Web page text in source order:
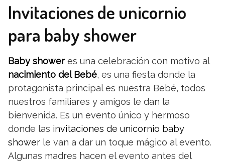
Invitaciones de unicornio
para baby shower
Baby showeres una celebración con motivo al
nacimiento del Bebé, es una fiesta donde la
protagonista principal es nuestra Bebé, todos
nuestros familiares y amigos le dan la
bienvenida. Es un evento único y hermoso
donde las invitaciones de unicornio baby
shower le van a dar un toque mágico al evento.
Algunas madres hacen el evento antes del